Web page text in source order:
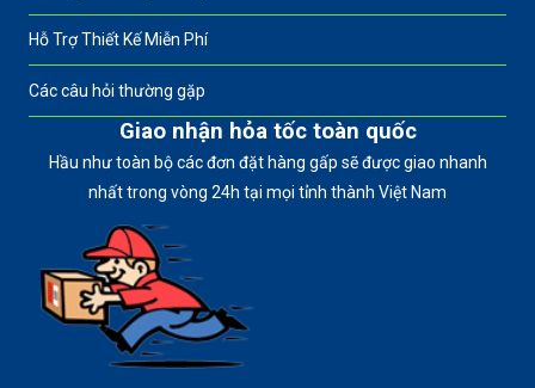
Hỗ Trợ Thiết Kế Miễn Phí
Các câu hỏi thường gặp
Giao nhận hỏa tốc toàn quốc
Hầu như toàn bộ các đơn đặt hàng gấp sẽ được giao nhanh
nhất trong vòng 24h tại mọi tỉnh thành Việt Nam